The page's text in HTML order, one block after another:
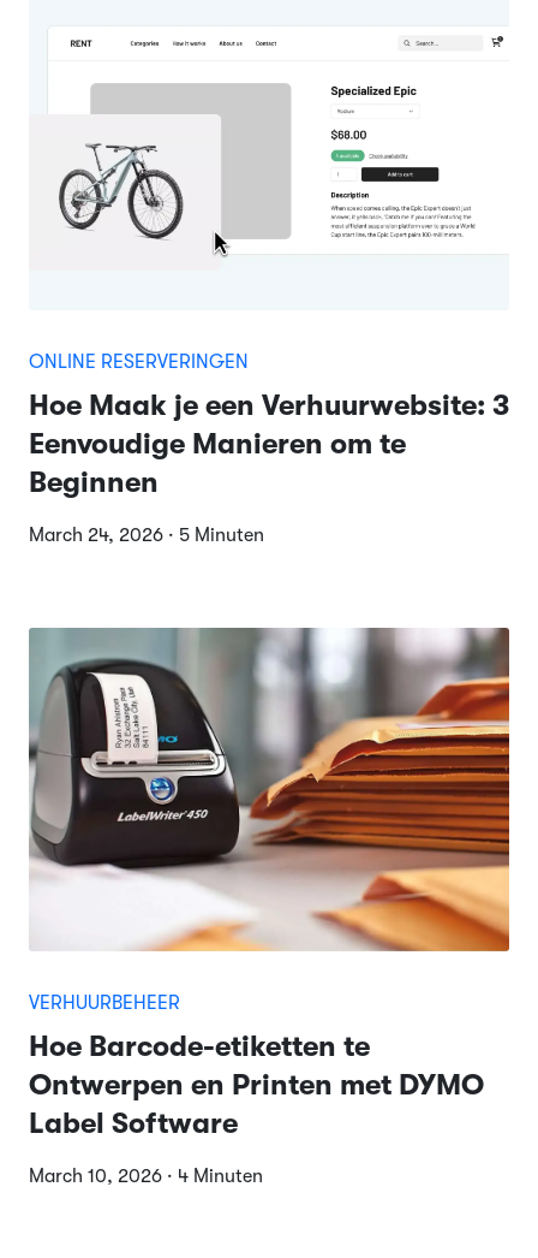
ONLINE RESERVERINGEN
Hoe Maak je een Verhuurwebsite: 3
Eenvoudige Manieren om te
Beginnen
March 24, 2026 · 5 Minuten
VERHUURBEHEER
Hoe Barcode-etiketten te
Ontwerpen en Printen met DYMO
Label Software
March 10, 2026 · 4 Minuten